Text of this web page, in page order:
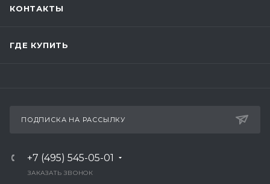
КОНТАКТЫ
ГДЕ КУПИТЬ
ПОДПИСКА НА РАССЫЛКУ
+7 (495) 545-05-01
ЗАКАЗАТЬ ЗВОНОК